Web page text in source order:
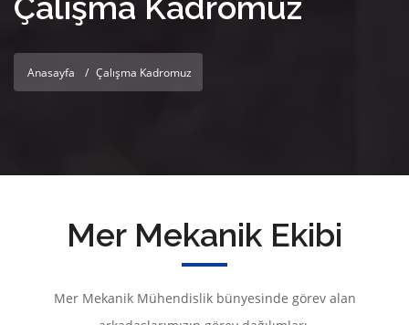
Anasayfa Çalışma Kadromuz
Mer Mekanik Ekibi
Mer Mekanik Mühendislik bünyesinde görev alan